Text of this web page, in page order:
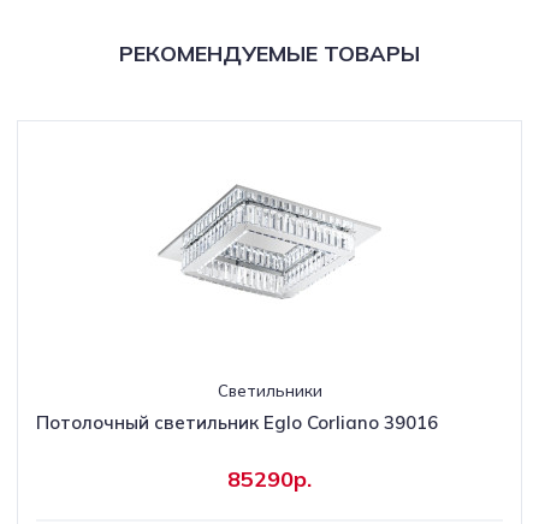
РЕКОМЕНДУЕМЫЕ ТОВАРЫ
Светильники
Потолочный светильник Eglo Corliano 39016
85290р.